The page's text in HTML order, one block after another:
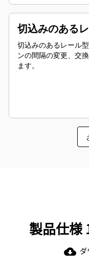
切込みのある
切込みのあるレール
ンの間隔の変更、交
ます。
製品仕様
cloud_download ダ